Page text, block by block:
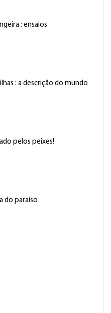
: ensaios
: a descrição do mundo
pelos peixes!
do paraíso